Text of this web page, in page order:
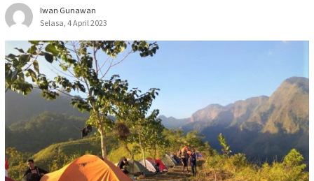
Iwan Gunawan
Selasa, 4 April 2023